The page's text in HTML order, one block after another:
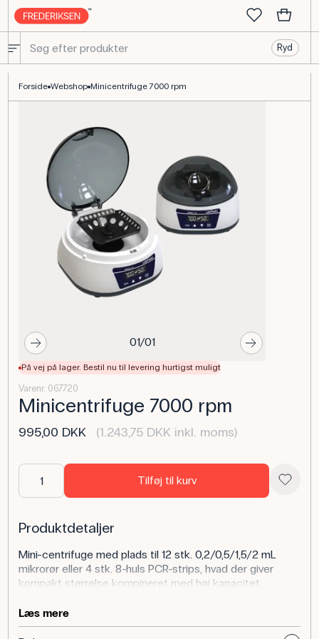
Ryd
Forside Webshop Minicentrifuge 7000 rpm
01/01
På vej på lager. Bestil nu til levering hurtigst muligt
Varenr. 067720
Minicentrifuge 7000 rpm
995,00 DKK (1.243,75 DKK inkl. moms)
Tilføj til kurv
Produktdetaljer
Mini-centrifuge med plads til 12 stk. 0,2/0,5/1,5/2 mL
mikrorør eller 4 stk. 8-huls PCR-strips, hvad der giver
kompakt størrelse kompineret med høj kapacitet.
åbnes så længe maskinen kører og maskinen, kan
samtidig heller ikke sættes igang så længe låget ikke er
Læs mere